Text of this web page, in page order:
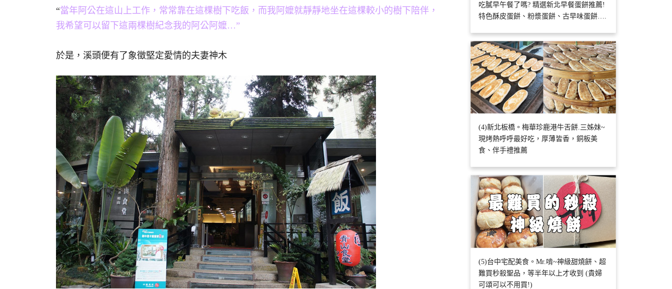
“當年阿公在這山上工作，常常靠在這棵樹下吃飯，而我阿嬤就靜靜地坐在這棵較小的樹下陪伴，
我希望可以留下這兩棵樹紀念我的阿公阿嬤…”
於是，溪頭便有了象徵堅定愛情的夫妻神木
吃膩早午餐了嗎? 精選新北早餐蛋餅推薦!
特色酥皮蛋餅、粉漿蛋餅、古早味蛋餅….
(4)新北板橋。梅華珍鹿港牛舌餅.三姊妹~
現烤熱呼呼最好吃，厚薄皆香，銅板美
食、伴手禮推薦
(5)台中宅配美食。Mr.啃~神級甜燒餅、超
難買秒殺聖品，等半年以上才收到 (貴婦
可頌可以不用買!)